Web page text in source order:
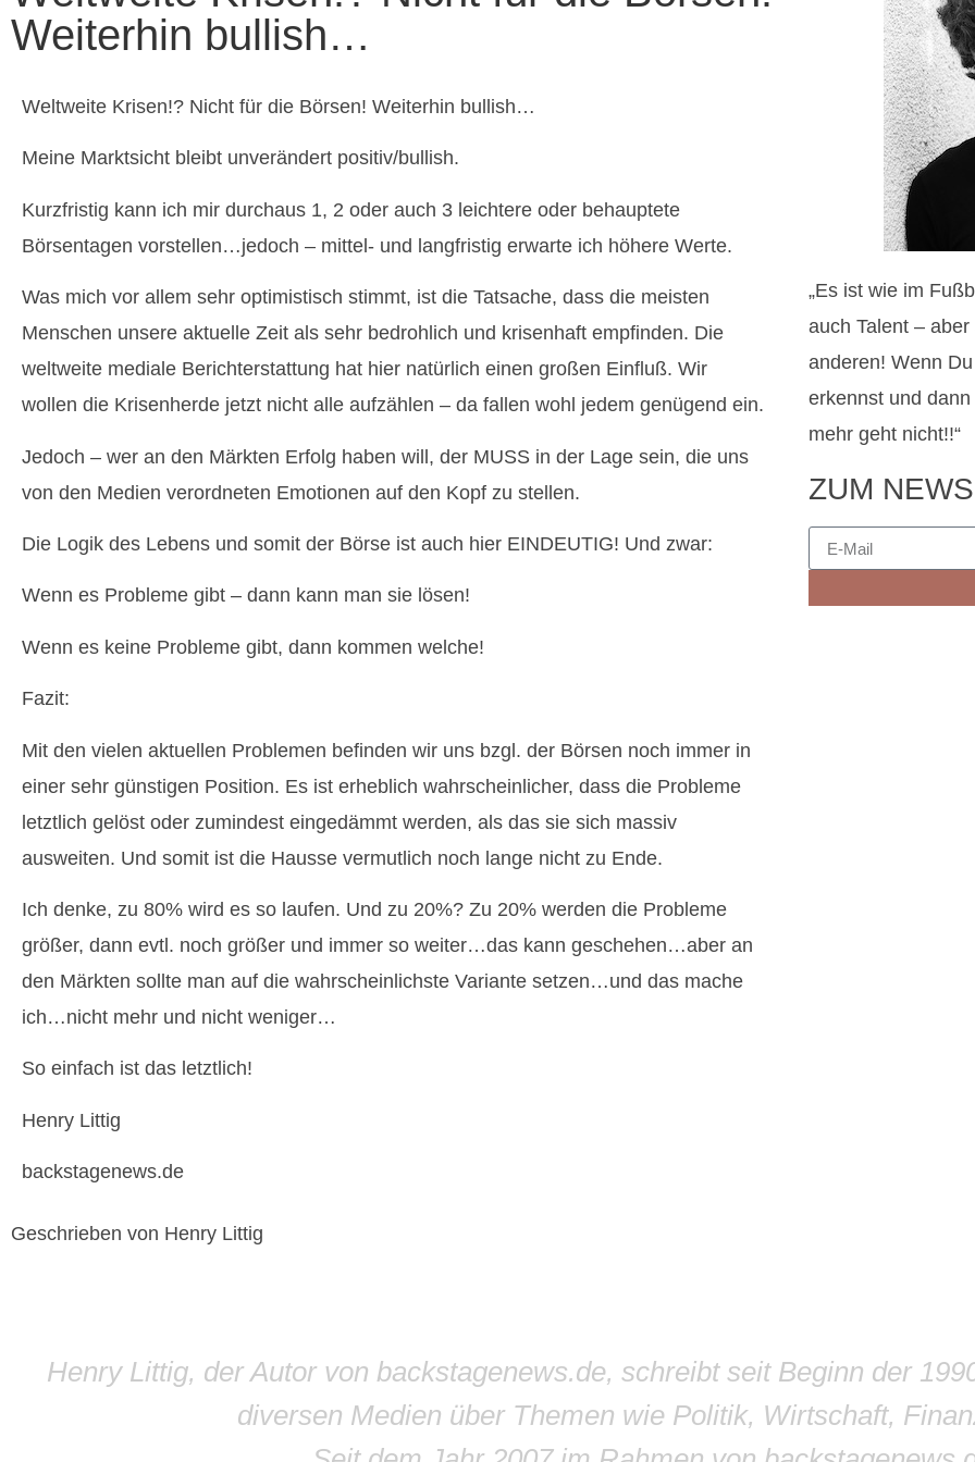
Weiterhin bullish…
Weltweite Krisen!? Nicht für die Börsen! Weiterhin bullish…
Meine Marktsicht bleibt unverändert positiv/bullish.
Kurzfristig kann ich mir durchaus 1, 2 oder auch 3 leichtere oder behauptete
Börsentagen vorstellen…jedoch – mittel- und langfristig erwarte ich höhere Werte.
Was mich vor allem sehr optimistisch stimmt, ist die Tatsache, dass die meisten
Menschen unsere aktuelle Zeit als sehr bedrohlich und krisenhaft empfinden. Die
weltweite mediale Berichterstattung hat hier natürlich einen großen Einfluß. Wir
wollen die Krisenherde jetzt nicht alle aufzählen – da fallen wohl jedem genügend ein.
Jedoch – wer an den Märkten Erfolg haben will, der MUSS in der Lage sein, die uns
von den Medien verordneten Emotionen auf den Kopf zu stellen.
Die Logik des Lebens und somit der Börse ist auch hier EINDEUTIG! Und zwar:
Wenn es Probleme gibt – dann kann man sie lösen!
Wenn es keine Probleme gibt, dann kommen welche!
Fazit:
Mit den vielen aktuellen Problemen befinden wir uns bzgl. der Börsen noch immer in
einer sehr günstigen Position. Es ist erheblich wahrscheinlicher, dass die Probleme
letztlich gelöst oder zumindest eingedämmt werden, als das sie sich massiv
ausweiten. Und somit ist die Hausse vermutlich noch lange nicht zu Ende.
Ich denke, zu 80% wird es so laufen. Und zu 20%? Zu 20% werden die Probleme
größer, dann evtl. noch größer und immer so weiter…das kann geschehen…aber an
den Märkten sollte man auf die wahrscheinlichste Variante setzen…und das mache
ich…nicht mehr und nicht weniger…
So einfach ist das letztlich!
Henry Littig
backstagenews.de
Geschrieben von Henry Littig
„Es ist wie im
auch Talent –
anderen! Wenn
erkennst und
mehr geht nicht!!“
ZUM
Henry Littig, der Autor von backstagenews.de, schreibt seit Beginn der
diversen Medien über Themen wie Politik, Wirtschaft,